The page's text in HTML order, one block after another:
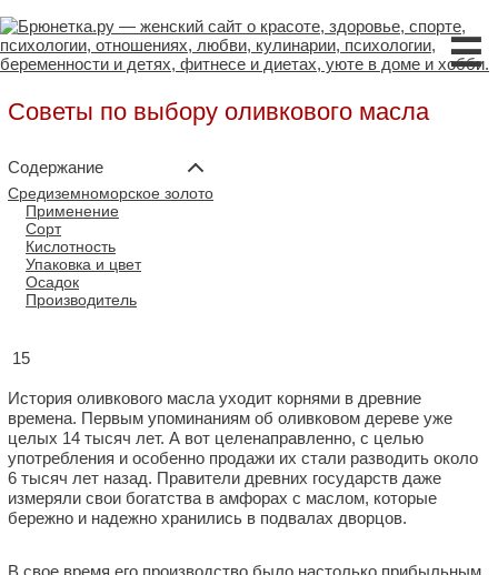
☰
Советы по выбору оливкового масла
Содержание
Средиземноморское золото
Применение
Сорт
Кислотность
Упаковка и цвет
Осадок
Производитель
15
История оливкового масла уходит корнями в древние
времена. Первым упоминаниям об оливковом дереве уже
целых 14 тысяч лет. А вот целенаправленно, с целью
употребления и особенно продажи их стали разводить около
6 тысяч лет назад. Правители древних государств даже
измеряли свои богатства в амфорах с маслом, которые
бережно и надежно хранились в подвалах дворцов.
В свое время его производство было настолько прибыльным,